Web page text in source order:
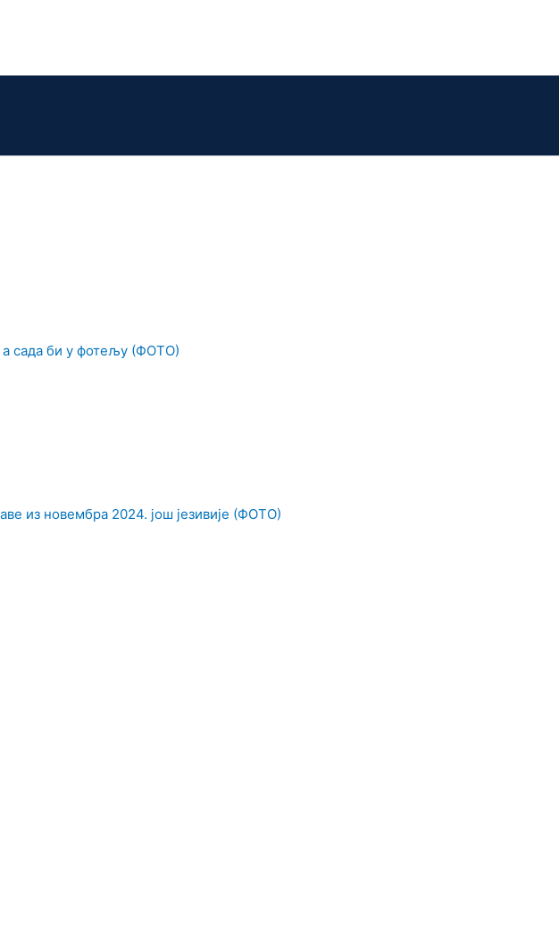
а сада би у фотељу (ФОТО)
из новембра 2024. још језивије (ФОТО)